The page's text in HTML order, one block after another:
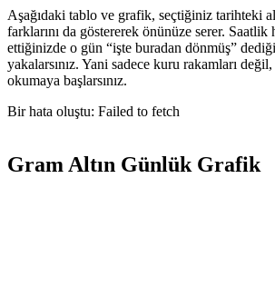
Aşağıdaki tablo ve grafik, seçtiğiniz tarihteki
farklarını da göstererek önünüze serer.
ettiğinizde o gün “işte buradan dönmüş”
yakalarsınız. Yani sadece kuru rakamları
okumaya başlarsınız.
Bir hata oluştu: Failed to fetch
Gram Altın Günlük Grafik